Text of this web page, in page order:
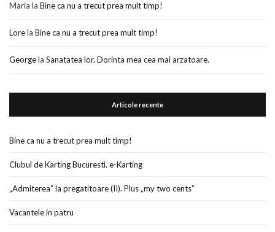
Maria la Bine ca nu a trecut prea mult timp!
Lorela Bine ca nu a trecut prea mult timp!
Georgela Sanatatea lor. Dorinta mea cea mai arzatoare.
Articole recente
Bine ca nu a trecut prea mult timp!
Clubul de Karting Bucuresti. e-Karting
„Admiterea” la pregatitoare (II). Plus „my two cents”
Vacantele in patru